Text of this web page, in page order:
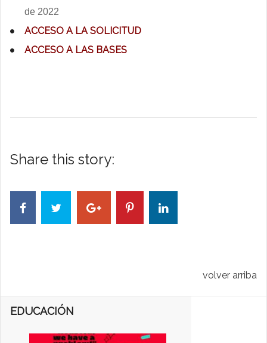
de 2022
ACCESO A LA SOLICITUD
ACCESO A LAS BASES
Share this story:
volver arriba
EDUCACIÓN